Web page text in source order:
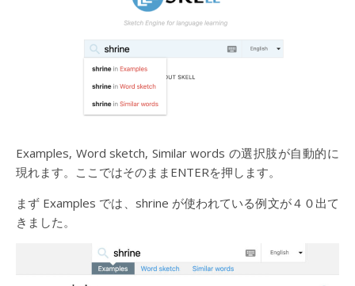
Examples, Word sketch, Similar words の選択肢が自動的に
現れます。ここではそのままENTERを押します。
まず Examples では、shrine が使われている例文が４０出て
きました。